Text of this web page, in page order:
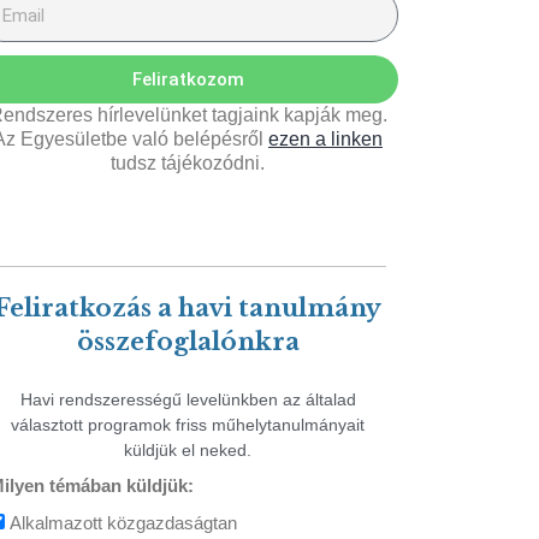
Feliratkozom
hírlevelünket tagjaink kapják meg.
Egyesületbe való belépésről ezen a linken
tudsz tájékozódni.
a havi tanulmány
összefoglalónkra
Havi rendszerességű levelünkben az általad
választott programok friss műhelytanulmányait
küldjük el neked.
témában küldjük:
Alkalmazott közgazdaságtan